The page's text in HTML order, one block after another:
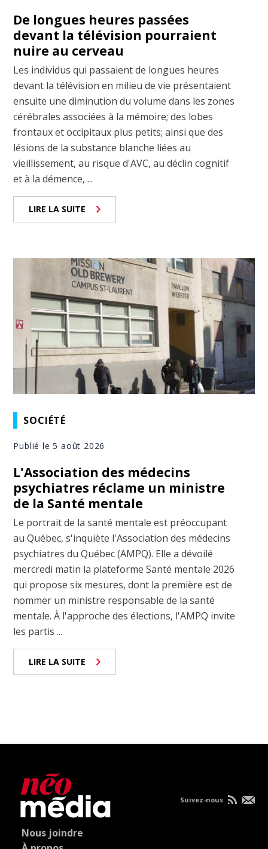
De longues heures passées
devant la télévision pourraient
nuire au cerveau
Les individus qui passaient de longues heures
devant la télévision en milieu de vie présentaient
ensuite une diminution du volume dans les zones
cérébrales associées à la mémoire; des lobes
frontaux et occipitaux plus petits; ainsi que des
lésions de la substance blanche liées au
vieillissement, au risque d'AVC, au déclin cognitif
et à la démence, ...
LIRE LA SUITE
SOCIÉTÉ
Publié le 5 août 2026
L'Association des médecins
psychiatres réclame un ministre
de la Santé mentale
Le portrait de la santé mentale est préoccupant
au Québec, s'inquiète l'Association des médecins
psychiatres du Québec (AMPQ). Elle a dévoilé
mercredi matin la plateforme Santé mentale 2026
qui propose six mesures, dont la première est de
nommer un ministre responsable de la santé
mentale. À l'approche des élections, l'AMPQ invite
les partis ...
LIRE LA SUITE
Nous joindre
Suivez-nous